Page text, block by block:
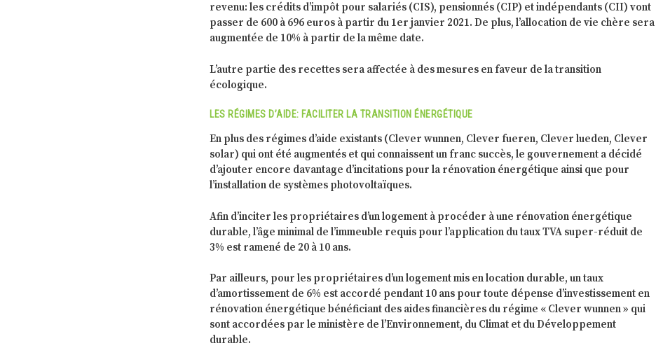
revenu: les crédits d’impôt pour salariés (CIS), pensionnés (CIP) et indépendants (CII) vont
passer de 600 à 696 euros à partir du 1er janvier 2021. De plus, l’allocation de vie chère sera
augmentée de 10% à partir de la même date.
L’autre partie des recettes sera affectée à des mesures en faveur de la transition
écologique.
LES RÉGIMES D’AIDE: FACILITER LA TRANSITION ÉNERGÉTIQUE
En plus des régimes d’aide existants (Clever wunnen, Clever fueren, Clever lueden, Clever
solar) qui ont été augmentés et qui connaissent un franc succès, le gouvernement a décidé
d’ajouter encore davantage d’incitations pour la rénovation énergétique ainsi que pour
l’installation de systèmes photovoltaïques.
Afin d’inciter les propriétaires d’un logement à procéder à une rénovation énergétique
durable, l’âge minimal de l’immeuble requis pour l’application du taux TVA super-réduit de
3% est ramené de 20 à 10 ans.
Par ailleurs, pour les propriétaires d’un logement mis en location durable, un taux
d’amortissement de 6% est accordé pendant 10 ans pour toute dépense d’investissement en
rénovation énergétique bénéficiant des aides financières du régime « Clever wunnen » qui
sont accordées par le ministère de l’Environnement, du Climat et du Développement
durable.